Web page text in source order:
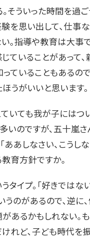
そういった時間を過
を思い出して、仕事
。指導や教育は大事
ていることがあって
っていることもあるの
うがいいと思います。
ていても我が子にはつ
いのですが、五十嵐
ああしなさい、こうし
育方針ですか。
タイプ。「好きではな
のがあるので、逆に
あるかもしれない。
れど、子ども時代を